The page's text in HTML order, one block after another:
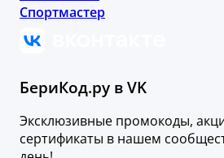
Спортмастер
БериКод.ру в VK
Эксклюзивные промокоды,
сертификаты в нашем